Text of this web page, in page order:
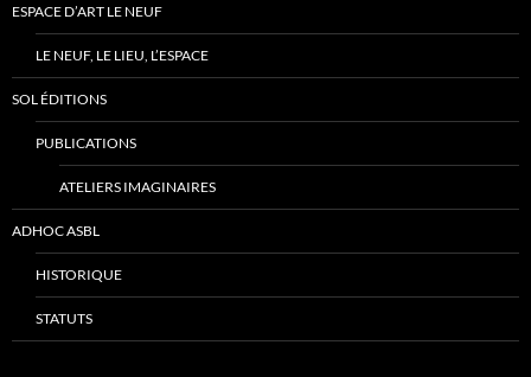
ESPACE D’ART LE NEUF
LE NEUF, LE LIEU, L’ESPACE
SOL ÉDITIONS
PUBLICATIONS
ATELIERS IMAGINAIRES
ADHOC ASBL
HISTORIQUE
STATUTS